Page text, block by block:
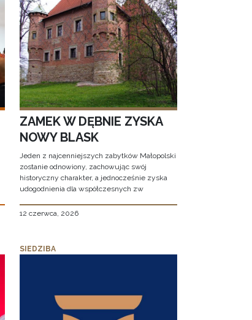
ZAMEK W DĘBNIE ZYSKA
NOWY BLASK
Jeden z najcenniejszych zabytków Małopolski
zostanie odnowiony, zachowując swój
historyczny charakter, a jednocześnie zyska
udogodnienia dla współczesnych zw
12 czerwca, 2026
SIEDZIBA